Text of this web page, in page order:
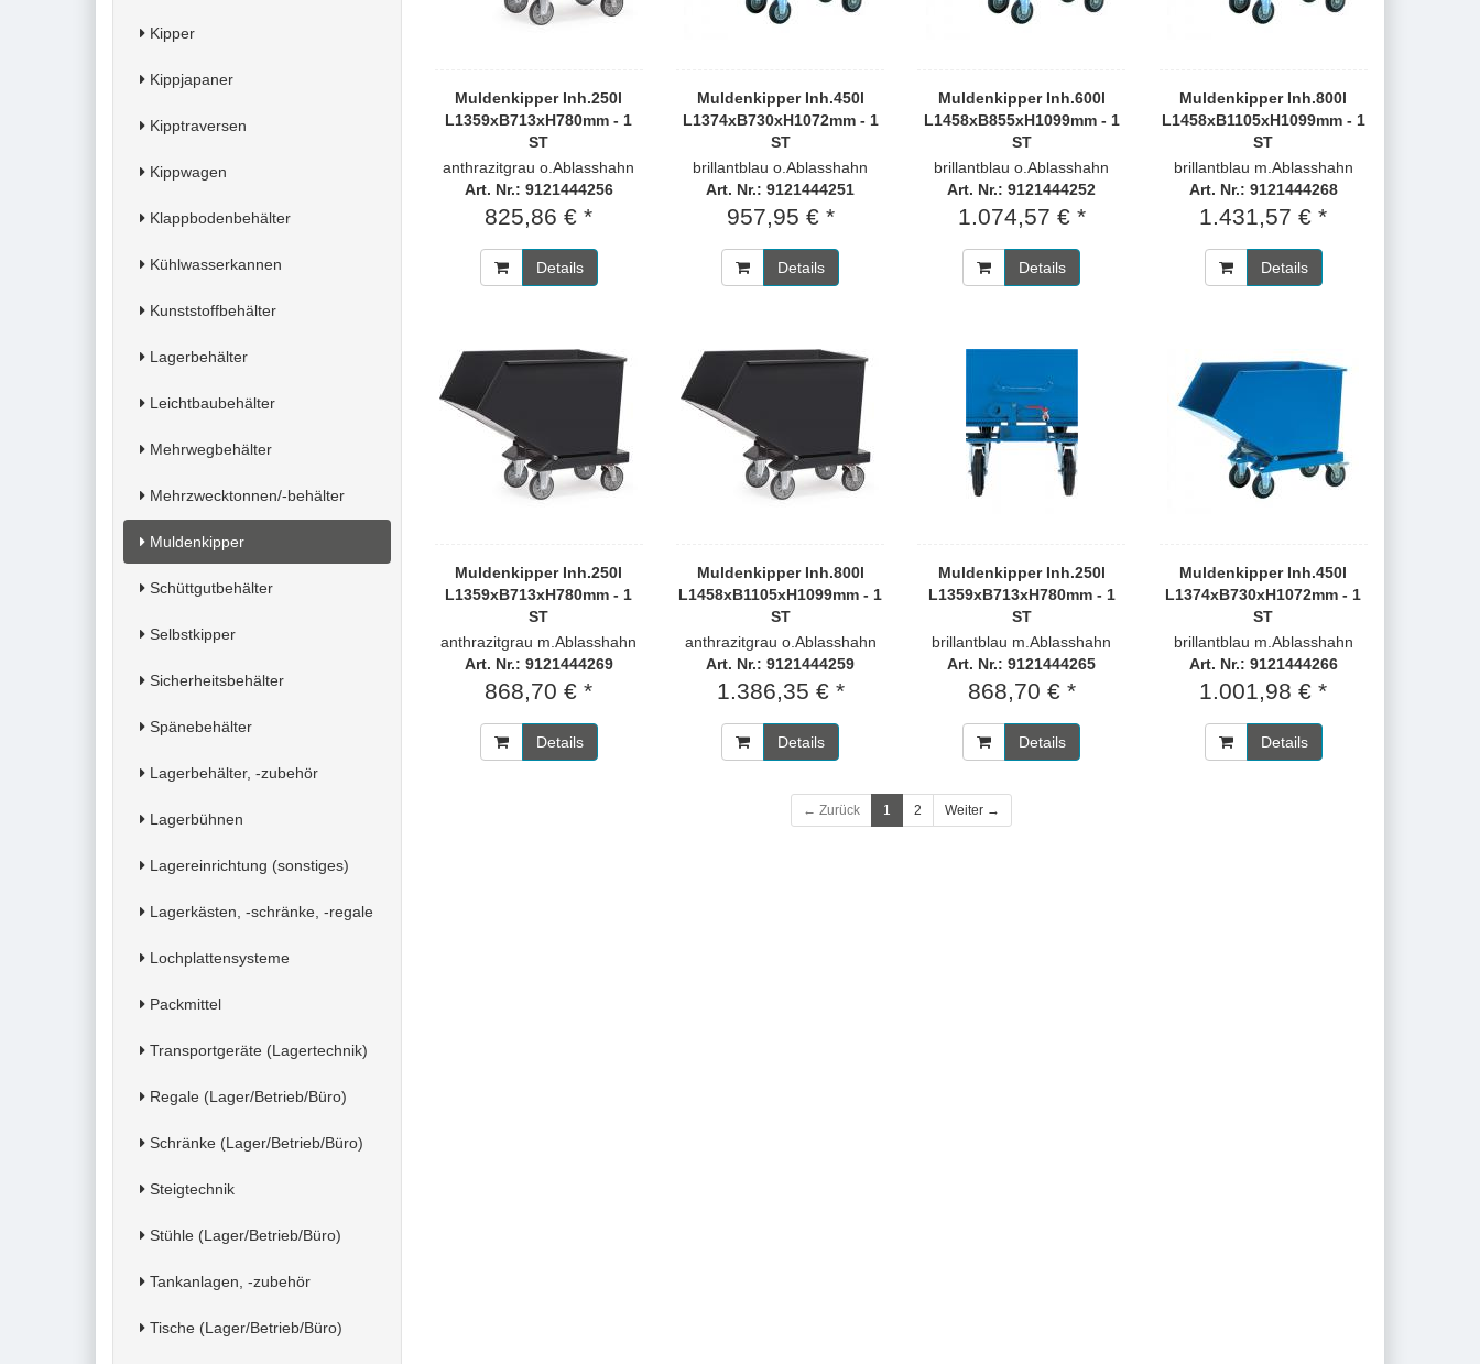
Kipper
Kippjapaner
Kipptraversen
Kippwagen
Klappbodenbehälter
Kühlwasserkannen
Kunststoffbehälter
Lagerbehälter
Leichtbaubehälter
Mehrwegbehälter
Mehrzwecktonnen/-behälter
Muldenkipper
Schüttgutbehälter
Selbstkipper
Sicherheitsbehälter
Spänebehälter
Lagerbehälter, -zubehör
Lagerbühnen
Lagereinrichtung (sonstiges)
Lagerkästen, -schränke, -regale
Lochplattensysteme
Packmittel
Transportgeräte (Lagertechnik)
Regale (Lager/Betrieb/Büro)
Schränke (Lager/Betrieb/Büro)
Steigtechnik
Stühle (Lager/Betrieb/Büro)
Tankanlagen, -zubehör
Tische (Lager/Betrieb/Büro)
Muldenkipper Inh.250l
L1359xB713xH780mm - 1
ST
anthrazitgrau o.Ablasshahn
Art. Nr.: 9121444256
825,86 € *
Details
Muldenkipper Inh.450l
L1374xB730xH1072mm - 1
ST
brillantblau o.Ablasshahn
Art. Nr.: 9121444251
957,95 € *
Details
Muldenkipper Inh.600l
L1458xB855xH1099mm - 1
ST
brillantblau o.Ablasshahn
Art. Nr.: 9121444252
1.074,57 € *
Details
Muldenkipper Inh.800l
L1458xB1105xH1099mm - 1
ST
brillantblau m.Ablasshahn
Art. Nr.: 9121444268
1.431,57 € *
Details
Muldenkipper Inh.250l
L1359xB713xH780mm - 1
ST
anthrazitgrau m.Ablasshahn
Art. Nr.: 9121444269
868,70 € *
Details
Muldenkipper Inh.800l
L1458xB1105xH1099mm - 1
ST
anthrazitgrau o.Ablasshahn
Art. Nr.: 9121444259
1.386,35 € *
Details
Muldenkipper Inh.250l
L1359xB713xH780mm - 1
ST
brillantblau m.Ablasshahn
Art. Nr.: 9121444265
868,70 € *
Details
Muldenkipper Inh.450l
L1374xB730xH1072mm - 1
ST
brillantblau m.Ablasshahn
Art. Nr.: 9121444266
1.001,98 € *
Details
← Zurück 1 2 Weiter →